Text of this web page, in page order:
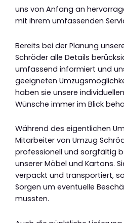
uns von Anfang an
mit ihrem umfassenden
Bereits bei der Planung
Schröder alle Details
umfassend informiert und
geeigneten
haben sie unsere
Wünsche immer im Blick
Während des eigentlichen
Mitarbeiter von Umzug
professionell und sorgfältig
unserer Möbel und Kartons.
verpackt und transportiert,
Sorgen um eventuelle
mussten.